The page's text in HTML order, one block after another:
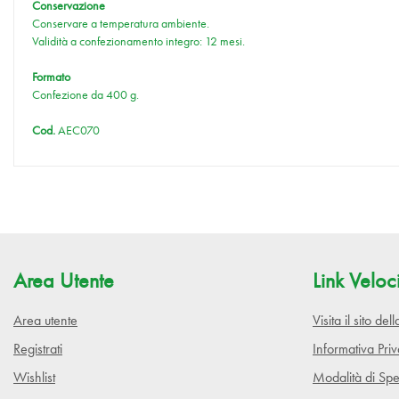
Conservazione
Conservare a temperatura ambiente.
Validità a confezionamento integro: 12 mesi.
Formato
Confezione da 400 g.
Cod.AEC070
Area Utente
Area utente
Registrati
Wishlist
Link
Visita il sito
Informativa
Modalità di